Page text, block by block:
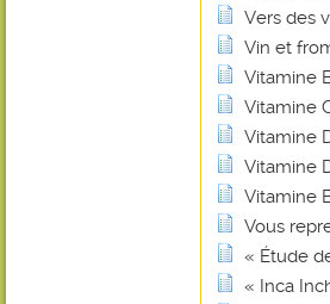
Vers des
Vin et
Vitamine
Vitamine
Vitamine
Vitamine
Vitamine
Vous
« Étude
« Inca